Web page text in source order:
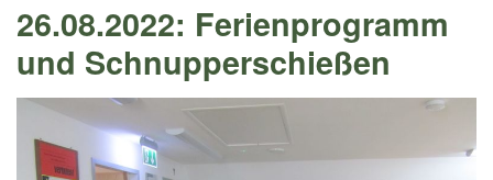
26.08.2022: Ferienprogramm
und Schnupperschießen